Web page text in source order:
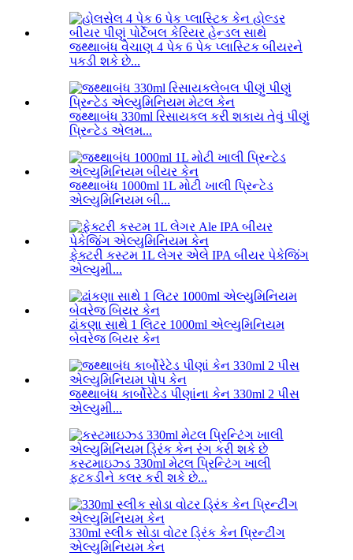
જથ્થાબંધ વેચાણ 4 પેક 6 પેક પ્લાસ્ટિક બીયરને
પકડી શકે છે...
જથ્થાબંધ 330ml રિસાયકલ કરી શકાય તેવું પીણું
પ્રિન્ટેડ એલમ...
જથ્થાબંધ 1000ml 1L મોટી ખાલી પ્રિન્ટેડ
એલ્યુમિનિયમ બી...
ફેક્ટરી કસ્ટમ 1L લેગર એલે IPA બીયર પેકેજિંગ
એલ્યુમી...
ઢાંકણા સાથે 1 લિટર 1000ml એલ્યુમિનિયમ
બેવરેજ બિયર કેન
જથ્થાબંધ કાર્બોરેટેડ પીણાંના કેન 330ml 2 પીસ
એલ્યુમી...
કસ્ટમાઇઝ્ડ 330ml મેટલ પ્રિન્ટિંગ ખાલી
ફટકડીને કલર કરી શકે છે...
330ml સ્લીક સોડા વોટર ડ્રિંક કેન પ્રિન્ટીંગ
એલ્યુમિનિયમ કેન